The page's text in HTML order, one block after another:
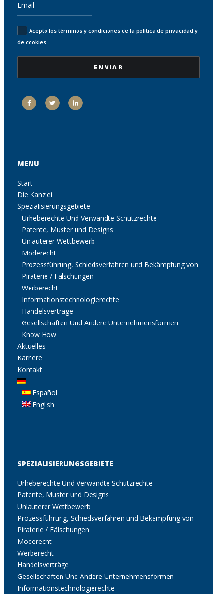
Acepto los términos y condiciones de la política de privacidad y
de cookies
MENU
Start
Die Kanzlei
Spezialisierungsgebiete
Urheberechte Und Verwandte Schutzrechte
Patente, Muster und Designs
Unlauterer Wettbewerb
Moderecht
Prozessführung, Schiedsverfahren und Bekämpfung von
Piraterie / Fälschungen
Werberecht
Informationstechnologierechte
Handelsverträge
Gesellschaften Und Andere Unternehmensformen
Know How
Aktuelles
Karriere
Kontakt
Español
English
SPEZIALISIERUNGSGEBIETE
Urheberechte Und Verwandte Schutzrechte
Patente, Muster und Designs
Unlauterer Wettbewerb
Prozessführung, Schiedsverfahren und Bekämpfung von
Piraterie / Fälschungen
Moderecht
Werberecht
Handelsverträge
Gesellschaften Und Andere Unternehmensformen
Informationstechnologierechte